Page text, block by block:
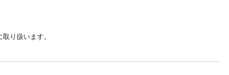
り扱います。